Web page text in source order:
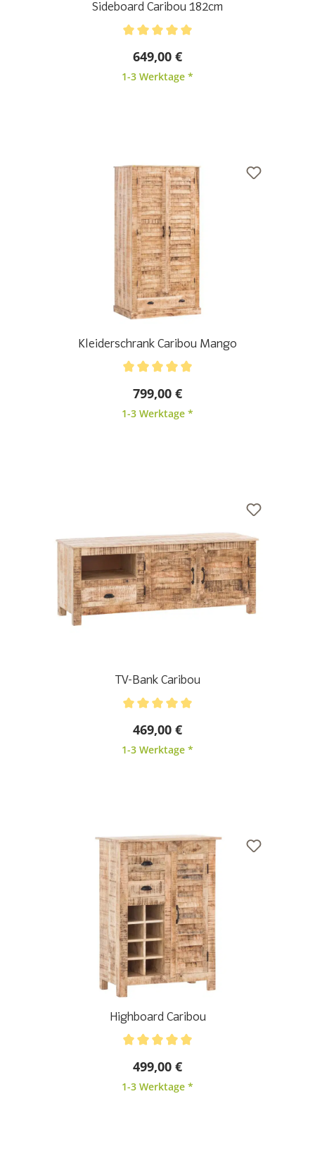
Sideboard Caribou 182cm
649,00 €
1-3 Werktage *
Kleiderschrank Caribou Mango
799,00 €
1-3 Werktage *
TV-Bank Caribou
469,00 €
1-3 Werktage *
Highboard Caribou
499,00 €
1-3 Werktage *